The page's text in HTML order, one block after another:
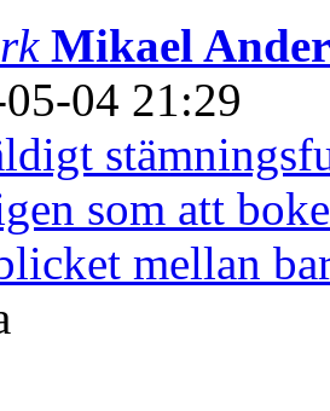
Mikael
04 21:29
som att
mellan